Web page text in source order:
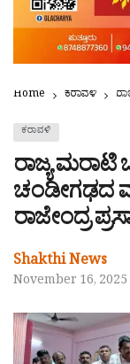
Home ಕರಾವಳಿ
ಕರಾವಳಿ
ರಾಜ್ಯ ಮರಾಟಿ
ಚಂಡೀಗಢದ
ರಾಜೇಂದ್ರ
Shakthi News
November 16, 2025